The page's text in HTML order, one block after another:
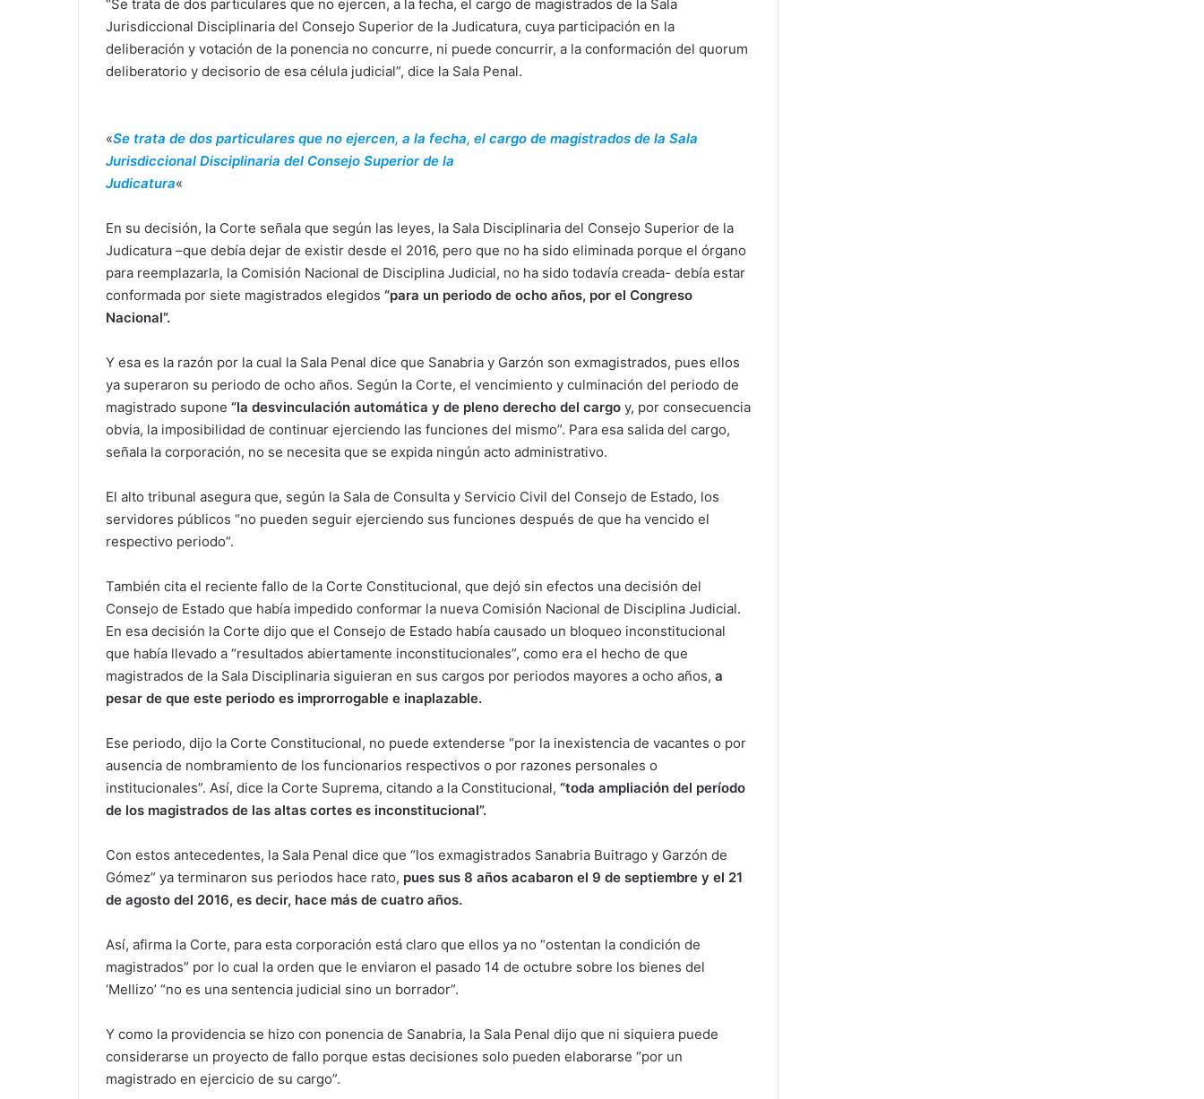
“Se trata de dos particulares que no ejercen, a la fecha, el cargo de magistrados de la Sala
Jurisdiccional Disciplinaria del Consejo Superior de la Judicatura, cuya participación en la
deliberación y votación de la ponencia no concurre, ni puede concurrir, a la conformación del quorum
deliberatorio y decisorio de esa célula judicial”, dice la Sala Penal.
«Se trata de dos particulares que no ejercen, a la fecha, el cargo de magistrados de la Sala
Jurisdiccional Disciplinaria del Consejo Superior de la
Judicatura«
En su decisión, la Corte señala que según las leyes, la Sala Disciplinaria del Consejo Superior de la
Judicatura –que debía dejar de existir desde el 2016, pero que no ha sido eliminada porque el órgano
para reemplazarla, la Comisión Nacional de Disciplina Judicial, no ha sido todavía creada- debía estar
conformada por siete magistrados elegidos “para un periodo de ocho años, por el Congreso
Nacional”.
Y esa es la razón por la cual la Sala Penal dice que Sanabria y Garzón son exmagistrados, pues ellos
ya superaron su periodo de ocho años. Según la Corte, el vencimiento y culminación del periodo de
magistrado supone “la desvinculación automática y de pleno derecho del cargo y, por consecuencia
obvia, la imposibilidad de continuar ejerciendo las funciones del mismo”. Para esa salida del cargo,
señala la corporación, no se necesita que se expida ningún acto administrativo.
El alto tribunal asegura que, según la Sala de Consulta y Servicio Civil del Consejo de Estado, los
servidores públicos “no pueden seguir ejerciendo sus funciones después de que ha vencido el
respectivo periodo”.
También cita el reciente fallo de la Corte Constitucional, que dejó sin efectos una decisión del
Consejo de Estado que había impedido conformar la nueva Comisión Nacional de Disciplina Judicial.
En esa decisión la Corte dijo que el Consejo de Estado había causado un bloqueo inconstitucional
que había llevado a “resultados abiertamente inconstitucionales”, como era el hecho de que
magistrados de la Sala Disciplinaria siguieran en sus cargos por periodos mayores a ocho años, a
pesar de que este periodo es improrrogable e inaplazable.
Ese periodo, dijo la Corte Constitucional, no puede extenderse “por la inexistencia de vacantes o por
ausencia de nombramiento de los funcionarios respectivos o por razones personales o
institucionales”. Así, dice la Corte Suprema, citando a la Constitucional, “toda ampliación del período
de los magistrados de las altas cortes es inconstitucional”.
Con estos antecedentes, la Sala Penal dice que “los exmagistrados Sanabria Buitrago y Garzón de
Gómez” ya terminaron sus periodos hace rato, pues sus 8 años acabaron el 9 de septiembre y el 21
de agosto del 2016, es decir, hace más de cuatro años.
Así, afirma la Corte, para esta corporación está claro que ellos ya no “ostentan la condición de
magistrados” por lo cual la orden que le enviaron el pasado 14 de octubre sobre los bienes del
‘Mellizo’ “no es una sentencia judicial sino un borrador”.
Y como la providencia se hizo con ponencia de Sanabria, la Sala Penal dijo que ni siquiera puede
considerarse un proyecto de fallo porque estas decisiones solo pueden elaborarse “por un
magistrado en ejercicio de su cargo”.